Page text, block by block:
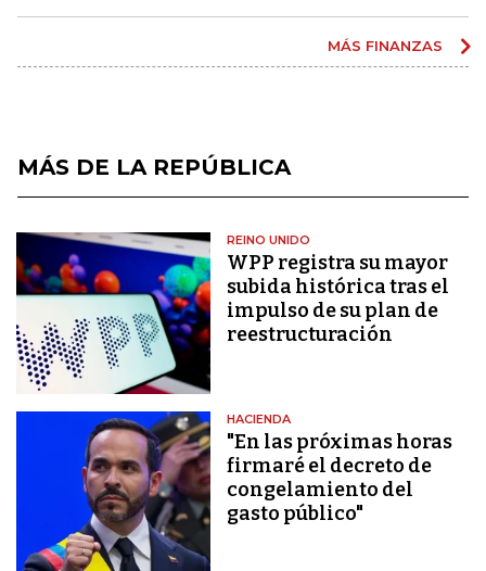
MÁS FINANZAS
MÁS DE LA REPÚBLICA
REINO UNIDO
WPP registra su mayor
subida histórica tras el
impulso de su plan de
reestructuración
HACIENDA
"En las próximas horas
firmaré el decreto de
congelamiento del
gasto público"